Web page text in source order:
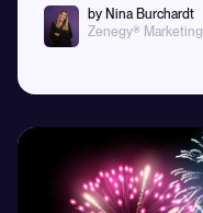
by Nina Burchardt
Zenegy® Marketing